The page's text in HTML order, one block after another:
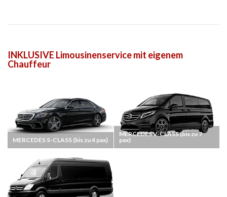
INKLUSIVE Limousinenservice mit eigenem
Chauffeur
MERCEDES S-CLASS (bis zu 4 pax)
MERCEDES V-CLASS (bis zu 7
pax)